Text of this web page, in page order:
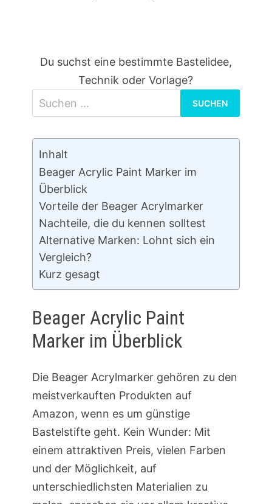
Du suchst eine bestimmte Bastelidee,
Technik oder Vorlage?
nach:
Inhalt
Beager Acrylic Paint Marker im
Überblick
Vorteile der Beager Acrylmarker
Nachteile, die du kennen solltest
Alternative Marken: Lohnt sich ein
Vergleich?
Kurz gesagt
Beager Acrylic Paint
Marker im Überblick
Die Beager Acrylmarker gehören zu den
meistverkauften Produkten auf
Amazon, wenn es um günstige
Bastelstifte geht. Kein Wunder: Mit
einem attraktiven Preis, vielen Farben
und der Möglichkeit, auf
unterschiedlichsten Materialien zu